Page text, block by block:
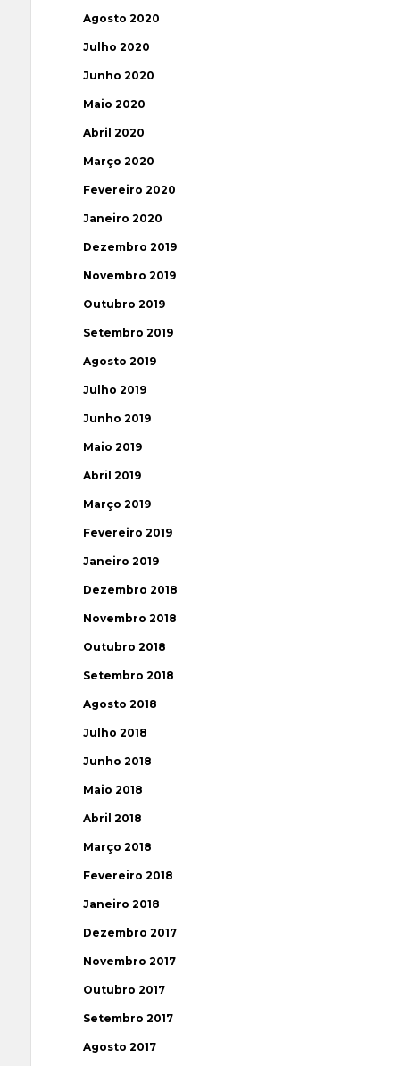
Agosto 2020
Julho 2020
Junho 2020
Maio 2020
Abril 2020
Março 2020
Fevereiro 2020
Janeiro 2020
Dezembro 2019
Novembro 2019
Outubro 2019
Setembro 2019
Agosto 2019
Julho 2019
Junho 2019
Maio 2019
Abril 2019
Março 2019
Fevereiro 2019
Janeiro 2019
Dezembro 2018
Novembro 2018
Outubro 2018
Setembro 2018
Agosto 2018
Julho 2018
Junho 2018
Maio 2018
Abril 2018
Março 2018
Fevereiro 2018
Janeiro 2018
Dezembro 2017
Novembro 2017
Outubro 2017
Setembro 2017
Agosto 2017